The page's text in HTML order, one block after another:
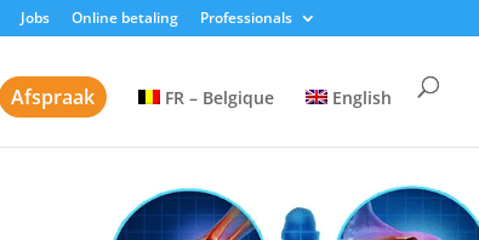
Jobs Online betaling Professionals
Afspraak FR – Belgique English